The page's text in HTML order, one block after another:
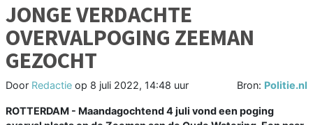
JONGE VERDACHTE
OVERVALPOGING ZEEMAN
GEZOCHT
Door Redactie op 8 juli 2022, 14:48 uur Bron: Politie.nl
ROTTERDAM - Maandagochtend 4 juli vond een poging